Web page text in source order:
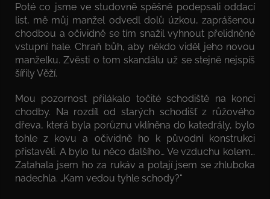
Poté co jsme ve studovně spěšně podepsali oddací
list, mě můj manžel odvedl dolů úzkou, zaprášenou
chodbou a očividně se tím snažil vyhnout přelidněné
vstupní hale. Chraň bůh, aby někdo viděl jeho novou
manželku. Zvěsti o tom skandálu už se stejně nejspíš
šířily Věží.
Mou pozornost přilákalo točité schodiště na konci
chodby. Na rozdíl od starých schodišť z růžového
dřeva, která byla porůznu vklíněna do katedrály, bylo
tohle z kovu a očividně ho k původní konstrukci
přistavěli. A bylo tu něco dalšího… Ve vzduchu kolem…
Zatahala jsem ho za rukáv a potají jsem se zhluboka
nadechla. „Kam vedou tyhle schody?“